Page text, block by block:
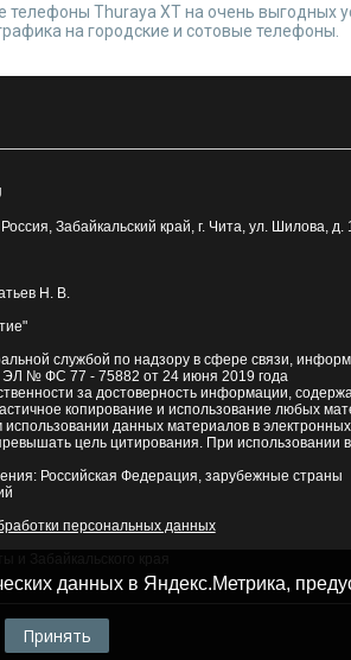
Thuraya XT на очень выгодных
на городские и сотовые телефоны.
Забайкальский край, г. Чита, ул. Шилова, д.
Н. В.
службой по надзору в сфере связи,
ЭЛ № ФС 77 - 75882 от 24 июня 2019 года
за достоверность информации,
копирование и использование любых
данных материалов в
цель цитирования. При
Российская Федерация, зарубежные страны
персональных данных
данных в Яндекс.Метрика,
Принять